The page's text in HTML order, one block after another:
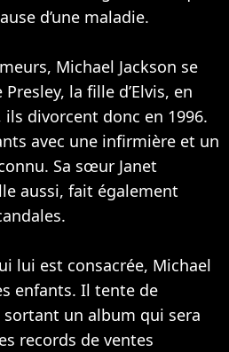
d’une maladie.
Michael Jackson se
la fille d’Elvis, en
ils divorcent donc en 1996.
avec une infirmière et un
Sa sœur Janet
aussi, fait également
lui est consacrée, Michael
enfants. Il tente de
un album qui sera
records de ventes